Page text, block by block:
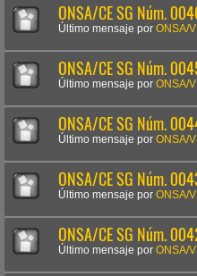
ONSA/CE SG Núm.
Último mensaje por ONSA/
ONSA/CE SG Núm.
Último mensaje por ONSA/
ONSA/CE SG Núm.
Último mensaje por ONSA/
ONSA/CE SG Núm.
Último mensaje por ONSA/
ONSA/CE SG Núm.
Último mensaje por ONSA/